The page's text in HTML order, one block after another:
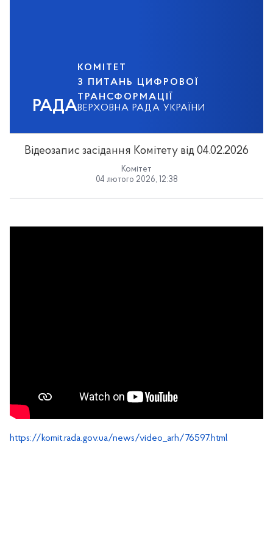
РАДА
КОМІТЕТ
З ПИТАНЬ ЦИФРОВОЇ
ТРАНСФОРМАЦІЇ
ВЕРХОВНА РАДА УКРАЇНИ
Відеозапис засідання Комітету від 04.02.2026
Комітет
04 лютого 2026, 12:38
https://komit.rada.gov.ua/news/video_arh/76597.html